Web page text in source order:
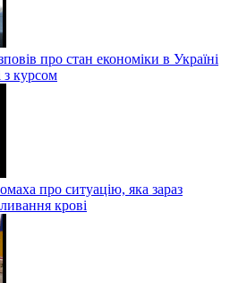
про стан економіки в Україні
з курсом
про ситуацію, яка зараз
крові